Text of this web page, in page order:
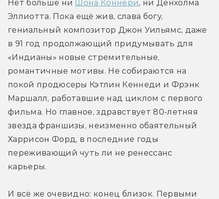
Нет больше ни Шона Коннери, ни Денхолма
Эллиотта. Пока ещё жив, слава богу,
гениальный композитор Джон Уильямс, даже
в 91 год продолжающий придумывать для
«Индианы» новые стремительные,
романтичные мотивы. Не собираются на
покой продюсеры Кэтлин Кеннеди и Фрэнк
Маршалл, работавшие над циклом с первого
фильма. Но главное, здравствует 80-летняя
звезда франшизы, неизменно обаятельный
Харрисон Форд, в последние годы
переживающий чуть ли не ренессанс
карьеры.
И всё же очевидно: конец близок. Первыми